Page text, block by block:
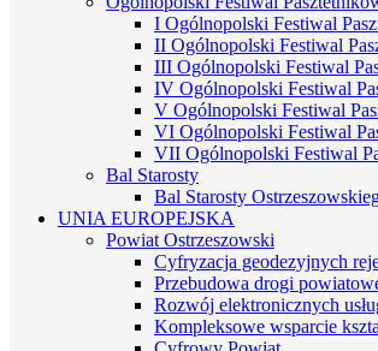
I Ogólnopolski Festiwal
II Ogólnopolski Festiwal
III Ogólnopolski Festiwal
IV Ogólnopolski Festiwal
V Ogólnopolski Festiwal
VI Ogólnopolski Festiwal
VII Ogólnopolski Festiwal
Bal Starosty
Bal Starosty
UNIA EUROPEJSKA
Powiat Ostrzeszowski
Cyfryzacja geodezyjnych
Przebudowa drogi
Rozwój elektronicznych
Kompleksowe wsparcie